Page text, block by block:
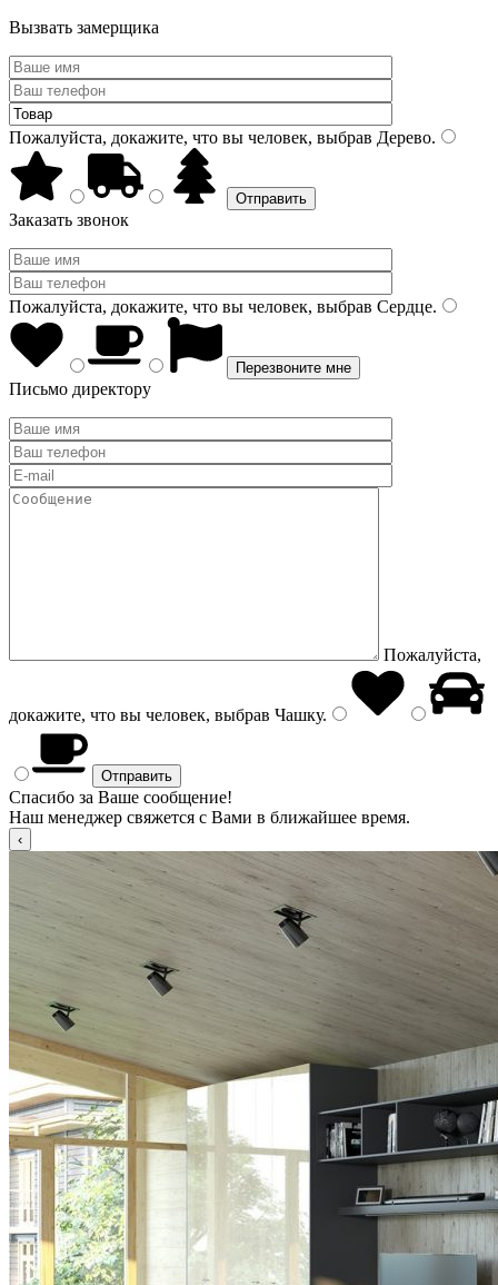
Вызвать замерщика
Пожалуйста, докажите, что вы человек, выбрав Дерево.
Заказать звонок
Пожалуйста, докажите, что вы человек, выбрав Сердце.
Письмо директору
Пожалуйста,
докажите, что вы человек, выбрав Чашку.
Спасибо за Ваше сообщение!
Наш менеджер свяжется с Вами в ближайшее время.